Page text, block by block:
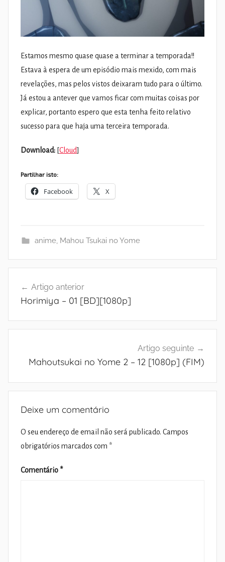
Estamos mesmo quase quase a terminar a temporada!!
Estava à espera de um episódio mais mexido, com mais
revelações, mas pelos vistos deixaram tudo para o último.
Já estou a antever que vamos ficar com muitas coisas por
explicar, portanto espero que esta tenha feito relativo
sucesso para que haja uma terceira temporada.
Download: [Cloud]
Partilhar isto:
Facebook X
anime, Mahou Tsukai no Yome
de
Artigo anterior
Horimiya – 01 [BD][1080p]
Artigo seguinte
Mahoutsukai no Yome 2 – 12 [1080p] (FIM)
Deixe um comentário
O seu endereço de email não será publicado. Campos
obrigatórios marcados com *
Comentário *